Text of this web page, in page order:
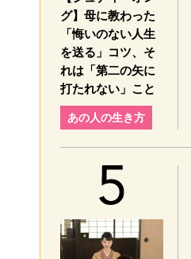
グ】母に教わった
「悔いのない人生
を送る」コツ、そ
れは「第二の矢に
打たれない」こと
あの人の生き方